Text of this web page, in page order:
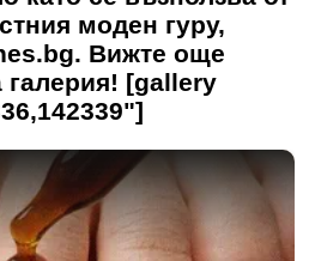
моден гуру,
Вижте още
[gallery